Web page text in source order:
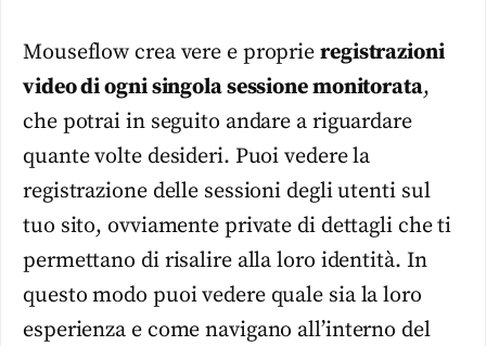
Mouseflow crea vere e proprie registrazioni
video di ogni singola sessione monitorata,
che potrai in seguito andare a riguardare
quante volte desideri. Puoi vedere la
registrazione delle sessioni degli utenti sul
tuo sito, ovviamente private di dettagli che ti
permettano di risalire alla loro identità. In
questo modo puoi vedere quale sia la loro
esperienza e come navigano all’interno del